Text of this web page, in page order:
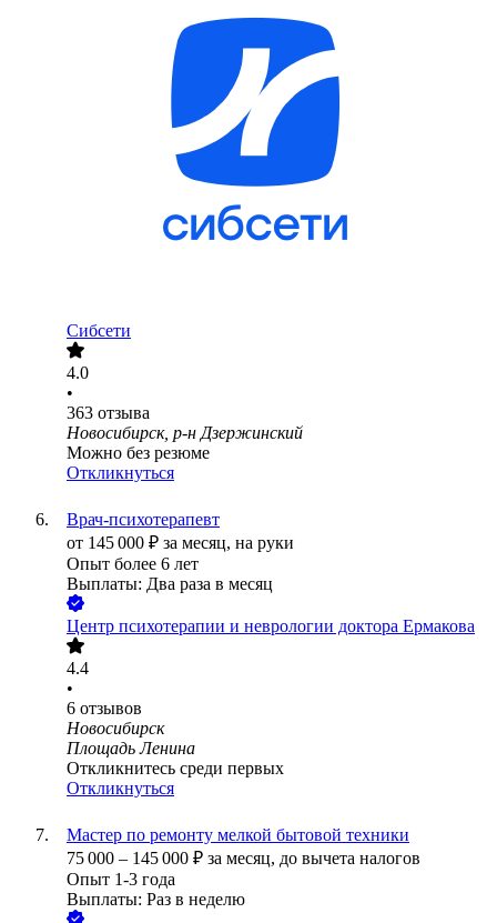
Сибсети
4.0
•
363 отзыва
Новосибирск, р-н Дзержинский
Можно без резюме
Откликнуться
Врач-психотерапевт
от 145 000 ₽ за месяц, на руки
Опыт более 6 лет
Выплаты: Два раза в месяц
Центр психотерапии и неврологии доктора Ермакова
4.4
•
6 отзывов
Новосибирск
Площадь Ленина
Откликнитесь среди первых
Откликнуться
Мастер по ремонту мелкой бытовой техники
75 000 – 145 000 ₽ за месяц, до вычета налогов
Опыт 1-3 года
Выплаты: Раз в неделю